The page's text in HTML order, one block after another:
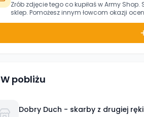
Zrób zdjęcie tego co kupiłaś wArmy Shop.
sklep. Pomożesz innym łowcom okazji
W pobliżu
Dobry Duch - skarby z drugiej ręki